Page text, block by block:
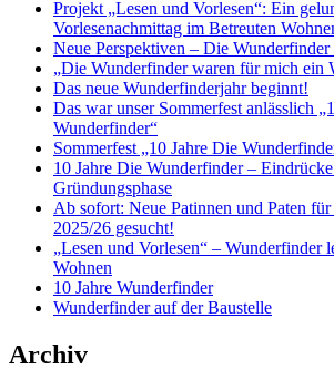
Projekt „Lesen und Vorlesen“: Ein
Vorlesenachmittag im Betreuten
Neue Perspektiven – Die
„Die Wunderfinder waren für mich ein
Das neue Wunderfinderjahr beginnt!
Das war unser Sommerfest anlässlich
Wunderfinder“
Sommerfest „10 Jahre Die
10 Jahre Die Wunderfinder –
Gründungsphase
Ab sofort: Neue Patinnen und Paten
2025/26 gesucht!
„Lesen und Vorlesen“ – Wunderfinder
Wohnen
10 Jahre Wunderfinder
Wunderfinder auf der Baustelle
Archiv